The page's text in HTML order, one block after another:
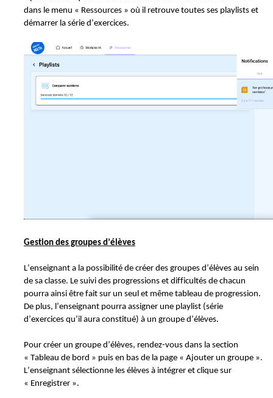
dans le menu « Ressources » où il retrouve toutes ses playlists et
démarrer la série d’exercices.
Gestion des groupes d’élèves
L’enseignant a la possibilité de créer des groupes d’élèves au sein
de sa classe. Le suivi des progressions et difficultés de chacun
pourra ainsi être fait sur un seul et même tableau de progression.
De plus, l’enseignant pourra assigner une playlist (série
d’exercices qu’il aura constitué) à un groupe d’élèves.
Pour créer un groupe d’élèves, rendez-vous dans la section
« Tableau de bord » puis en bas de la page « Ajouter un groupe ».
L’enseignant sélectionne les élèves à intégrer et clique sur
« Enregistrer ».